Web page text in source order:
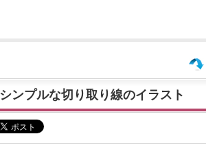
シンプルな切り取り線のイラスト